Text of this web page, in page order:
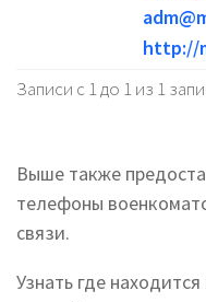
http://
Записи с 1 до 1 из 1
Выше также
телефоны
связи.
Узнать где